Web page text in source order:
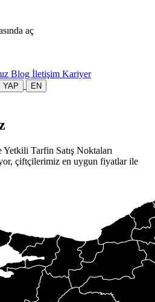
aç
Blog İletişim Kariyer
YAP EN
Tarfin Satış Noktaları
çiftçilerimiz en uygun fiyatlar ile